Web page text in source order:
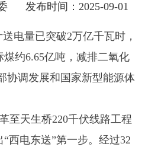
发布时间：2025-09-01
电量已突破2万亿千瓦时，
约6.65亿吨，减排二氧化
协调发展和国家新型能源体
至天生桥220千伏线路工程
西电东送”第一步。经过32